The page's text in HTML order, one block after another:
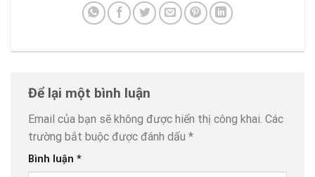
Để lại một bình luận
Email của bạn sẽ không được hiển thị công khai. Các
trường bắt buộc được đánh dấu *
Bình luận *